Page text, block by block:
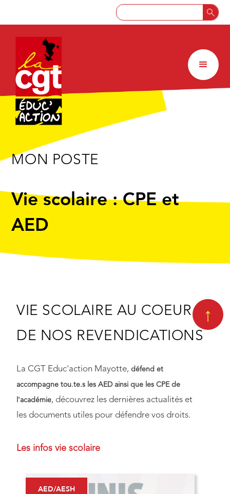
MON POSTE
Vie scolaire : CPE et
AED
↑
VIE SCOLAIRE AU COEUR
DE NOS REVENDICATIONS
La CGT Educ'action Mayotte, défend et
accompagne tou.te.s les AED ainsi que les CPE de
l'académie, découvrez les dernières actualités et
les documents utiles pour défendre vos droits.
Les infos vie scolaire
AED/AESH